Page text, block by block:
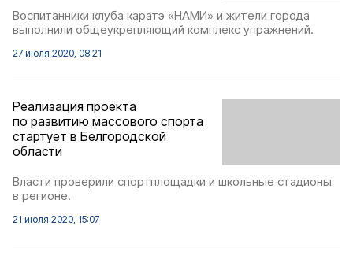
Воспитанники клуба каратэ «НАМИ» и жители города
выполнили общеукрепляющий комплекс упражнений.
27 июля 2020, 08:21
Реализация проекта
по развитию массового спорта
стартует в Белгородской
области
Власти проверили спортплощадки и школьные стадионы
в регионе.
21 июля 2020, 15:07